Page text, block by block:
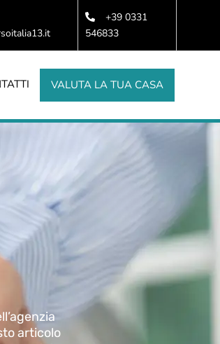
+39 0331
546833
VALUTA LA TUA CASA
articolo